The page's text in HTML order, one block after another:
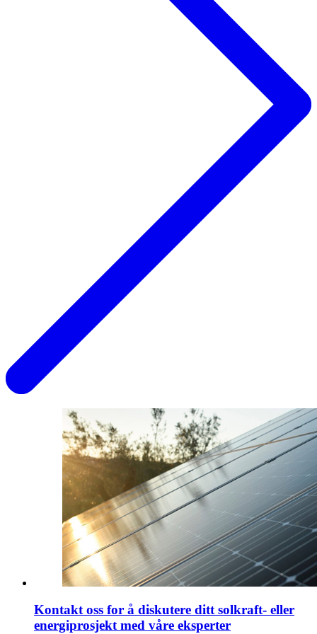
Kontakt oss for å diskutere ditt solkraft- eller
energiprosjekt med våre eksperter